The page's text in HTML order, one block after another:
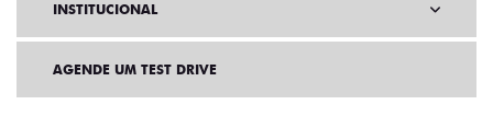
INSTITUCIONAL
AGENDE UM TEST DRIVE